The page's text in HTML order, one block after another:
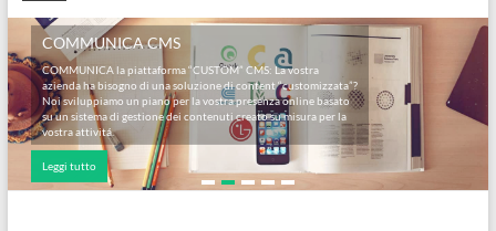
s.r.l.
–
soluzioni
ICT
for
COMMUNICA CMS
COMMUNICA la piattaforma “CUSTOM” CMS: La vostra
azienda ha bisogno di una soluzione di content “customizzata”?
Noi sviluppiamo un piano per la vostra presenza online basato
su un sistema di gestione dei contenuti creato su misura per la
vostra attivitá.
Leggi tutto